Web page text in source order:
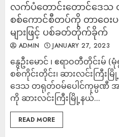
လက်ပံတောင်းတောင်ဒေသ
စစ်ကောင်စီတပ်ကို တာဝေ
များဖြင့် ပစ်ခတ်တိုက်ခိုက်
ADMIN JANUARY 27, 2023
နွေဦးမောင် ၊ ဧရာဝတီတိုင်းမ် (
စစ်ကိုင်းတိုင်း၊ ဆားလင်းကြီး
ဒေသ တရုတ်ဝမ်ပေါင်ကုမ္ပဏီ အ
ကို ဆားလင်းကြီးမြို့နယ်...
READ MORE